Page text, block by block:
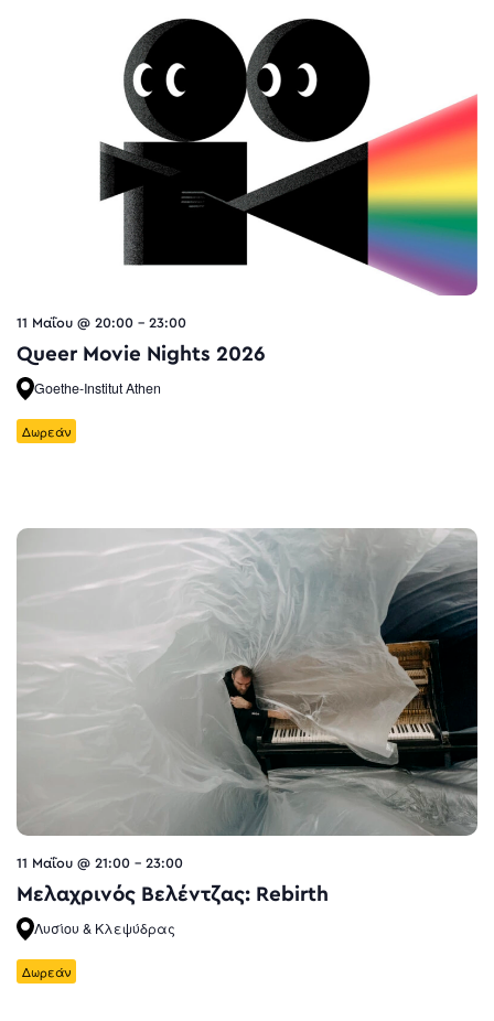
11 Μαΐου @ 20:00 - 23:00
Queer Movie Nights 2026
Goethe-Institut Athen
Δωρεάν
11 Μαΐου @ 21:00 - 23:00
Μελαχρινός Βελέντζας: Rebirth
Λυσίου & Κλεψύδρας
Δωρεάν